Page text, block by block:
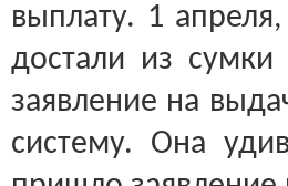
выплату. 1
достали из
заявление на
систему. Она